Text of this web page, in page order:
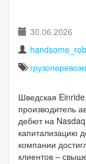
30.06.2026
Шведская
производитель
дебют на
капитализацию
компании
клиентов –